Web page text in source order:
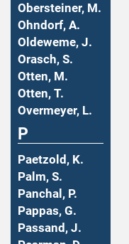
Obersteiner, M.
Ohndorf, A.
Oldeweme, J.
Orasch, S.
Otten, M.
Otten, T.
Overmeyer, L.
P
Paetzold, K.
Palm, S.
Panchal, P.
Pappas, G.
Passand, J.